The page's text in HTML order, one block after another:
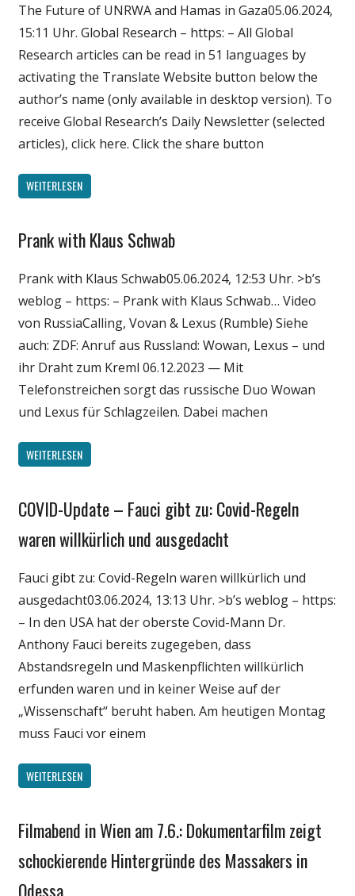
Politik
Wissenschaft
The Future of UNRWA and Hamas in Gaza05.06.2024,
15:11 Uhr. Global Research – https: – All Global
Research articles can be read in 51 languages by
activating the Translate Website button below the
author’s name (only available in desktop version). To
receive Global Research’s Daily Newsletter (selected
articles), click here. Click the share button
WEITERLESEN
Gesellschaft
Politik
Wirtschaft
Wissenschaft
Prank with Klaus Schwab
Prank with Klaus Schwab05.06.2024, 12:53 Uhr. >b’s
weblog – https: – Prank with Klaus Schwab… Video
von RussiaCalling, Vovan & Lexus (Rumble) Siehe
auch: ZDF: Anruf aus Russland: Wowan, Lexus – und
ihr Draht zum Kreml 06.12.2023 — Mit
Telefonstreichen sorgt das russische Duo Wowan
und Lexus für Schlagzeilen. Dabei machen
WEITERLESEN
Gesellschaft
Wirtschaft
Wissenschaft
COVID-Update – Fauci gibt zu: Covid-Regeln
waren willkürlich und ausgedacht
Fauci gibt zu: Covid-Regeln waren willkürlich und
ausgedacht03.06.2024, 13:13 Uhr. >b’s weblog – https:
– In den USA hat der oberste Covid-Mann Dr.
Anthony Fauci bereits zugegeben, dass
Abstandsregeln und Maskenpflichten willkürlich
erfunden waren und in keiner Weise auf der
„Wissenschaft“ beruht haben. Am heutigen Montag
muss Fauci vor einem
WEITERLESEN
Gesellschaft
Filmabend in Wien am 7.6.: Dokumentarfilm zeigt
schockierende Hintergründe des Massakers in
Odessa